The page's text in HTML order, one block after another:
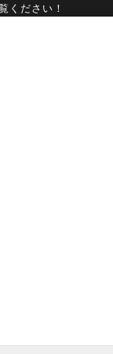
ください！